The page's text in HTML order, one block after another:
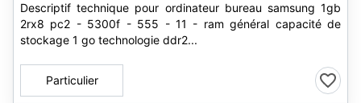
Descriptif technique pour ordinateur bureau samsung 1gb
2rx8 pc2 - 5300f - 555 - 11 - ram général capacité de
stockage 1 go technologie ddr2...
Particulier